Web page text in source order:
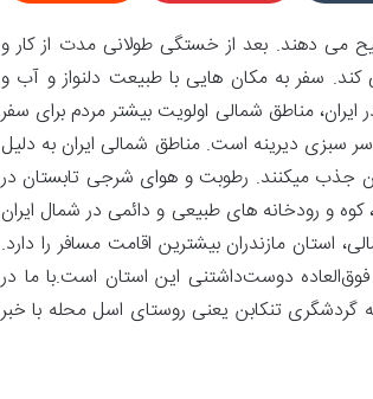
می­ دهند. بعد از خستگی طولانی ‌مدت از کار و
سفر به مکان­ هایی با طبیعت دلنواز و آب‌ و
مناطق شمالی اولویت بیشتر مردم برای سفر
سبزی دیرینه است. مناطق شمالی ایران به دلیل
جذب می­کنند. رطوبت و هوای شرجی تابستان در
و رودخانه ­های طبیعی و دائمی در شمال ایران
مازندران بیشترین اقامت مسافر را دارد.
دوست‌داشتنی این استان است.با ما در
گردشگری تنکابن یعنی روستای اسل محله با خبر